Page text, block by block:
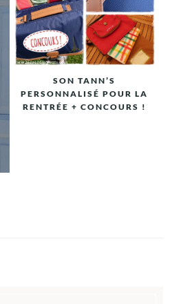
SON TANN’S
PERSONNALISÉ POUR LA
RENTRÉE + CONCOURS !